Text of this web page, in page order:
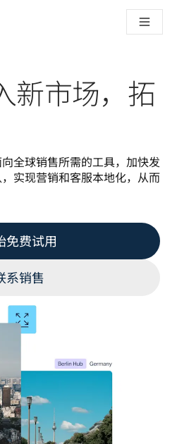
针对关键应用场景和集成的新型
的信任机制。与Slator的对话
译质量评估系统
音平台
新市场，拓
全球销售所需的工具，加快发
实现营销和客服本地化，从而
免费试用
系销售